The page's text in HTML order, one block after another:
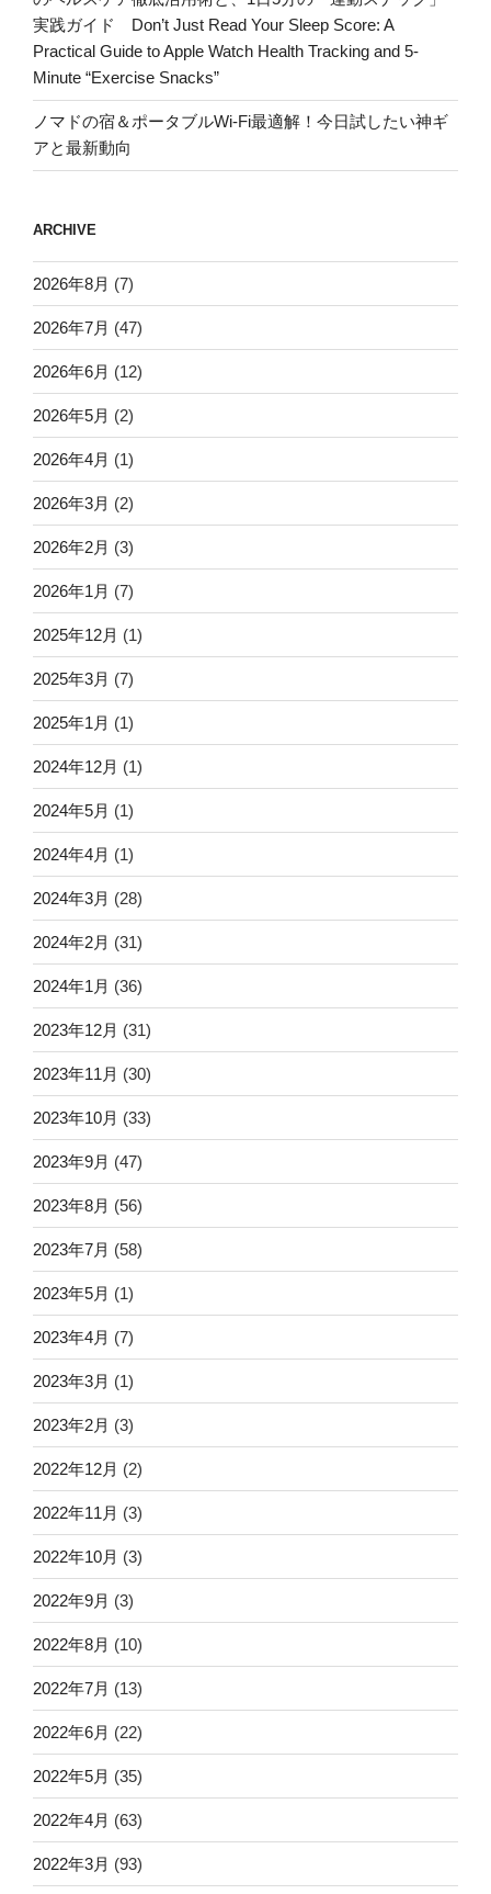
実践ガイド Don’t Just Read Your Sleep Score: A
Practical Guide to Apple Watch Health Tracking and 5-
Minute “Exercise Snacks”
ノマドの宿＆ポータブルWi-Fi最適解！今日試したい神ギ
アと最新動向
ARCHIVE
2026年8月 (7)
2026年7月 (47)
2026年6月 (12)
2026年5月 (2)
2026年4月 (1)
2026年3月 (2)
2026年2月 (3)
2026年1月 (7)
2025年12月 (1)
2025年3月 (7)
2025年1月 (1)
2024年12月 (1)
2024年5月 (1)
2024年4月 (1)
2024年3月 (28)
2024年2月 (31)
2024年1月 (36)
2023年12月 (31)
2023年11月 (30)
2023年10月 (33)
2023年9月 (47)
2023年8月 (56)
2023年7月 (58)
2023年5月 (1)
2023年4月 (7)
2023年3月 (1)
2023年2月 (3)
2022年12月 (2)
2022年11月 (3)
2022年10月 (3)
2022年9月 (3)
2022年8月 (10)
2022年7月 (13)
2022年6月 (22)
2022年5月 (35)
2022年4月 (63)
2022年3月 (93)